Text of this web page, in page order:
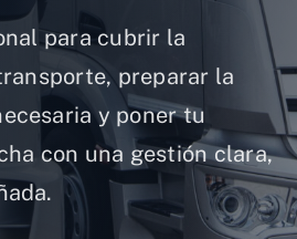
para cubrir la
preparar la
y poner tu
con una gestión clara,